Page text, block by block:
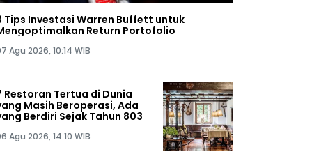
Tips Investasi Warren Buffett untuk
Return Portofolio
Agu 2026, 10:14 WIB
Restoran Tertua di Dunia
Masih Beroperasi, Ada
Berdiri Sejak Tahun 803
Agu 2026, 14:10 WIB